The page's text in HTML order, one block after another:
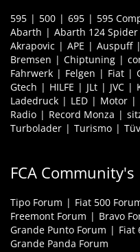
595 500 695 595
Abarth
Abarth 124 Spider
Akrapovic
APE Auspuff
Bremsen
Chiptuning
Fahrwerk
Felgen Fiat
Gtech
HILFE JLt JVC
Ladedruck
LED Motor
Radio
Record Monza
Turbolader
Turismo Tüv
FCA Community's
Tipo Forum Fiat 500
Freemont Forum
Bravo
Grande Punto Forum
Fiat
Grande Panda Forum